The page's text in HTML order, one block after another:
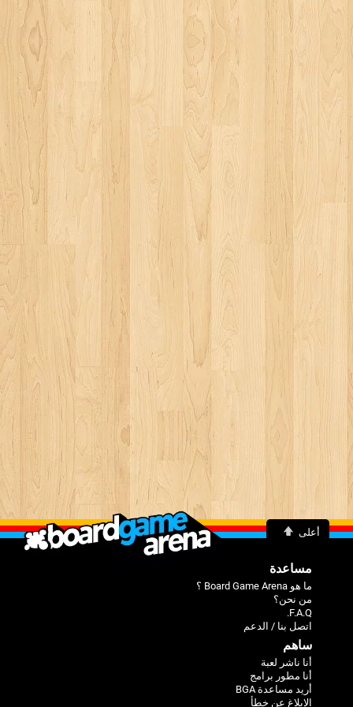
أعلى
مساعدة
ما هو Board Game Arena ؟
من نحن؟
F.A.Q.
اتصل بنا / الدعم
ساهم
أنا ناشر لعبة
أنا مطور برامج
أريد مساعدة BGA
الإبلاغ عن خطأ